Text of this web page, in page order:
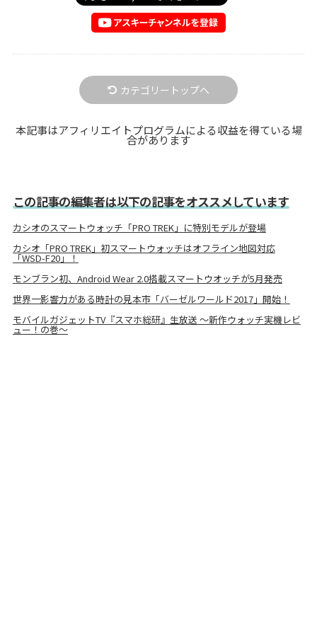
カテゴリートップへ
本記事はアフィリエイトプログラムによる収益を得ている場
合があります
この記事の編集者は以下の記事をオススメしています
カシオのスマートウォッチ「PRO TREK」に特別モデルが登場
カシオ「PRO TREK」初スマートウォッチはオフライン地図対応
「WSD-F20」！
モンブラン初、Android Wear 2.0搭載スマートウオッチが5月発売
世界一影響力がある時計の見本市「バーゼルワールド2017」開始！
モバイルガジェットTV『スマホ総研』生放送 ～新作ウォッチ実機レビ
ュー！の巻～